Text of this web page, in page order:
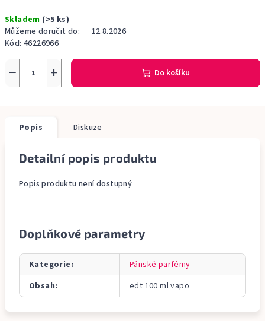
cena:
Skladem (>5 ks)
Můžeme doručit do:
12.8.2026
Kód: 46226966
+
− Do košíku
Popis Diskuze
Detailní popis produktu
Popis produktu není dostupný
Doplňkové parametry
Kategorie:
Pánské parfémy
Obsah: edt 100 ml vapo